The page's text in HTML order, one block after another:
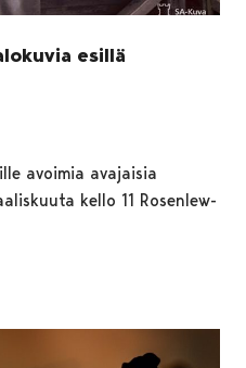
esillä
avoimia avajaisia
kello 11 Rosenlew-